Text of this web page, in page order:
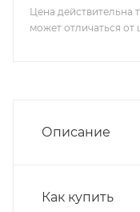
Цена действительна
может отличаться от
Описание
Как купить